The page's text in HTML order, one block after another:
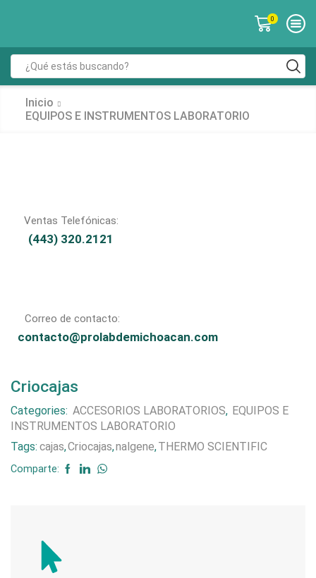
0
Inicio
EQUIPOS E INSTRUMENTOS LABORATORIO
Ventas Telefónicas:
(443) 320.2121
Correo de contacto:
contacto@prolabdemichoacan.com
Criocajas
Categories: ACCESORIOS LABORATORIOS, EQUIPOS E
INSTRUMENTOS LABORATORIO
Tags: cajas,Criocajas,nalgene,THERMO SCIENTIFIC
Comparte: